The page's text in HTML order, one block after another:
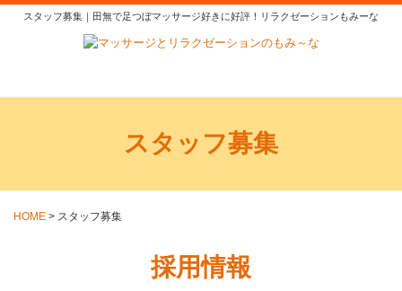
スタッフ募集｜田無で足つぼマッサージ好きに好評！リラクゼーションもみーな
スタッフ募集
HOME > スタッフ募集
採用情報